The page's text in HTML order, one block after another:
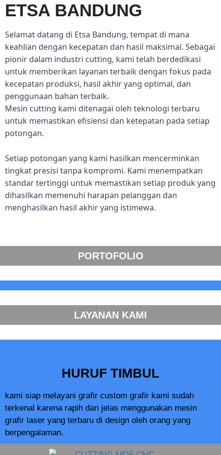
ETSA BANDUNG
Selamat datang di Etsa Bandung, tempat di mana
keahlian dengan kecepatan dan hasil maksimal. Sebagai
pionir dalam industri cutting, kami telah berdedikasi
untuk memberikan layanan terbaik dengan fokus pada
kecepatan produksi, hasil akhir yang optimal, dan
penggunaan bahan terbaik.
Mesin cutting kami ditenagai oleh teknologi terbaru
untuk memastikan efisiensi dan ketepatan pada setiap
potongan.
Setiap potongan yang kami hasilkan mencerminkan
tingkat presisi tanpa kompromi. Kami menempatkan
standar tertinggi untuk memastikan setiap produk yang
dihasilkan memenuhi harapan pelanggan dan
menghasilkan hasil akhir yang istimewa.
PORTOFOLIO
LAYANAN KAMI
HURUF TIMBUL
kami siap melayani grafir custom grafir kami sudah
terkenal karena rapih dan jelas menggunakan mesin
grafir laser yang terbaru di design oleh orang yang
berpengalaman.